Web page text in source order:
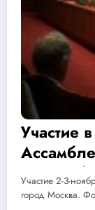
Участие в X Юбилейной
2-3
Участие 2-3-
город Москва.